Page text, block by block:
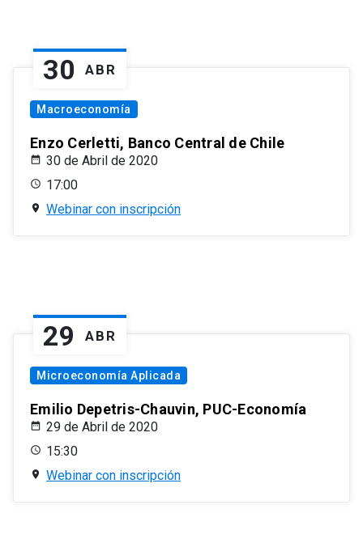
30 ABR
Macroeconomía
Enzo Cerletti, Banco Central de Chile
30 de Abril de 2020
17:00
Webinar con inscripción
29 ABR
Microeconomía Aplicada
Emilio Depetris-Chauvin, PUC-Economía
29 de Abril de 2020
15:30
Webinar con inscripción